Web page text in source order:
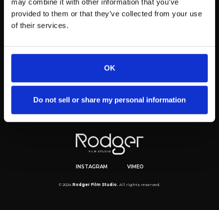
provided to them or that they’ve collected from your use
of their services.
OK
Do not sell or share my personal information
INSTAGRAM VIMEO
© 2024 Rodger Film Studio. All rights reserved.